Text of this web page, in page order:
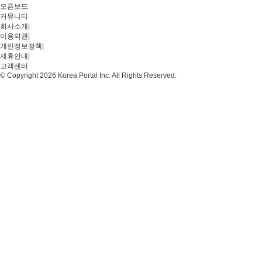
오픈보드
커뮤니티
회사소개
이용약관
개인정보정책
제휴안내
고객센터
© Copyright 2026 Korea Portal Inc. All Rights Reserved.